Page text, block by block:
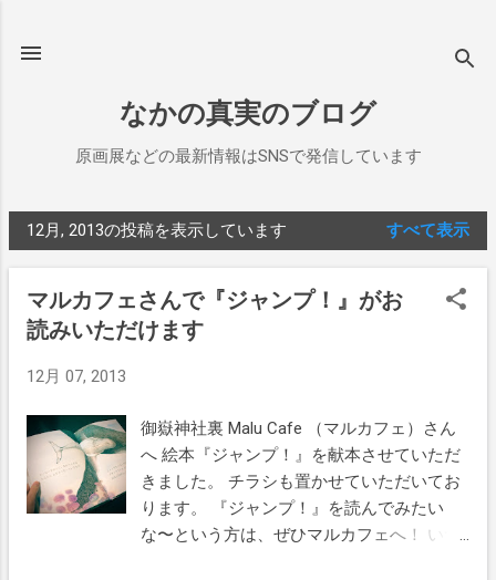
なかの真実のブログ
原画展などの最新情報はSNSで発信しています
投
12月, 2013の投稿を表示しています すべて表示
マルカフェさんで『ジャンプ！』がお
読みいただけます
12月 07, 2013
御嶽神社裏 Malu Cafe （マルカフェ）さん
へ 絵本『ジャンプ！』を献本させていただ
きました。 チラシも置かせていただいてお
ります。 『ジャンプ！』を読んでみたい
な〜という方は、ぜひマルカフェへ！ いつ